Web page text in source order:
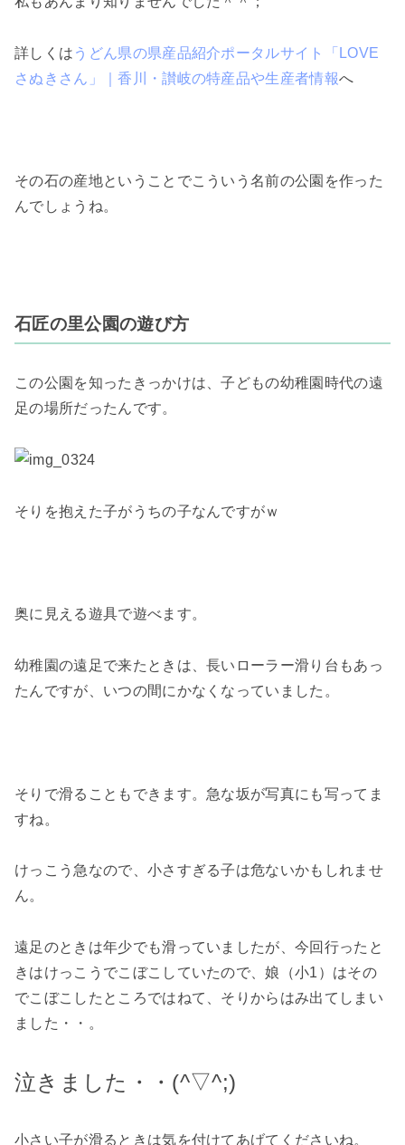
詳しくは うどん県の県産品紹介ポータルサイト「LOVE
さぬきさん」｜香川・讃岐の特産品や生産者情報へ
その石の産地ということでこういう名前の公園を作った
んでしょうね。
石匠の里公園の遊び方
この公園を知ったきっかけは、子どもの幼稚園時代の遠
足の場所だったんです。
そりを抱えた子がうちの子なんですがｗ
奥に見える遊具で遊べます。
幼稚園の遠足で来たときは、長いローラー滑り台もあっ
たんですが、いつの間にかなくなっていました。
そりで滑ることもできます。急な坂が写真にも写ってま
すね。
けっこう急なので、小さすぎる子は危ないかもしれませ
ん。
遠足のときは年少でも滑っていましたが、今回行ったと
きはけっこうでこぼこしていたので、娘（小1）はその
でこぼこしたところではねて、そりからはみ出てしまい
ました・・。
泣きました・・(^▽^;)
小さい子が滑るときは気を付けてあげてくださいね。